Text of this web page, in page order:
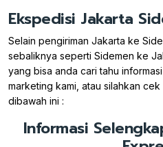
Ekspedisi Jakarta
Selain pengiriman Jakarta ke
sebaliknya seperti Sidemen ke
yang bisa anda cari tahu
marketing kami, atau silahkan
dibawah ini :
Informasi